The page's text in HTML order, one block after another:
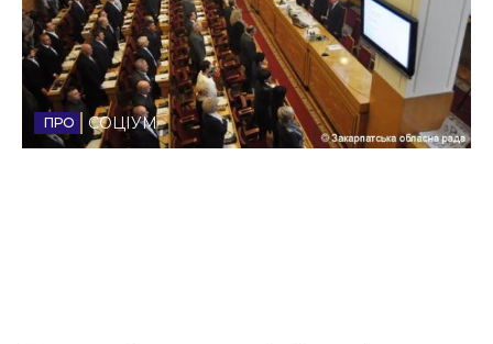
Стиль життя
Втрачений Ужгород
Втрачений Ужгород (відеоверсія)
СОЦІУМ